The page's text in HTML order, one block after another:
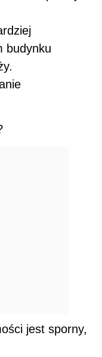
budynku
jest sporny,